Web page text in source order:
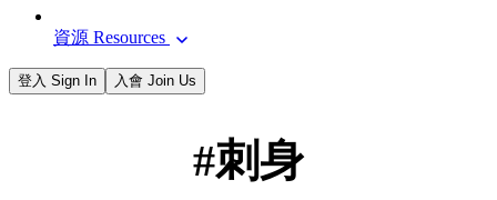
資源 Resources
登入 Sign In 入會 Join Us
#刺身